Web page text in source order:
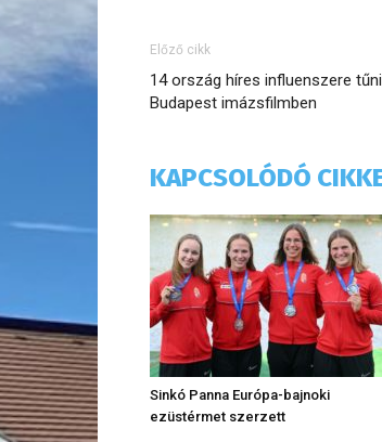
Előző cikk
14 ország híres influenszere
Budapest imázsfilmben
KAPCSOLÓDÓ
Sinkó Panna Európa-bajnoki
ezüstérmet szerzett